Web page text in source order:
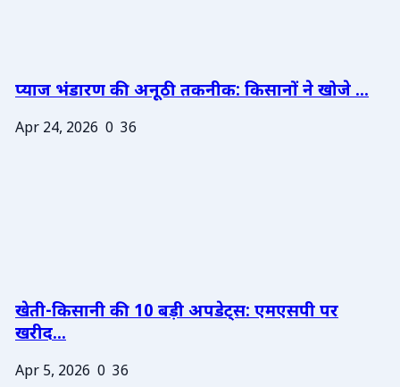
प्याज भंडारण की अनूठी तकनीक: किसानों ने खोजे ...
Apr 24, 2026 0 36
खेती-किसानी की 10 बड़ी अपडेट्स: एमएसपी पर
खरीद...
Apr 5, 2026 0 36